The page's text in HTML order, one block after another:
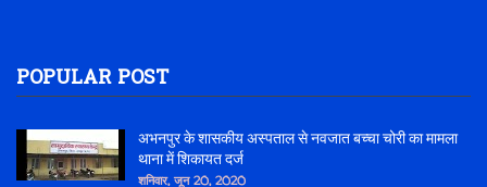
POPULAR POST
अभनपुर के शासकीय अस्पताल से नवजात बच्चा चोरी का मामला
थाना में शिकायत दर्ज
शनिवार, जून 20, 2020